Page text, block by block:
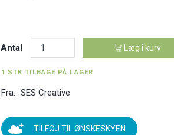
Antal Læg i kurv
1 STK TILBAGE PÅ LAGER
Fra: SES Creative
TILFØJ TIL ØNSKESKYEN